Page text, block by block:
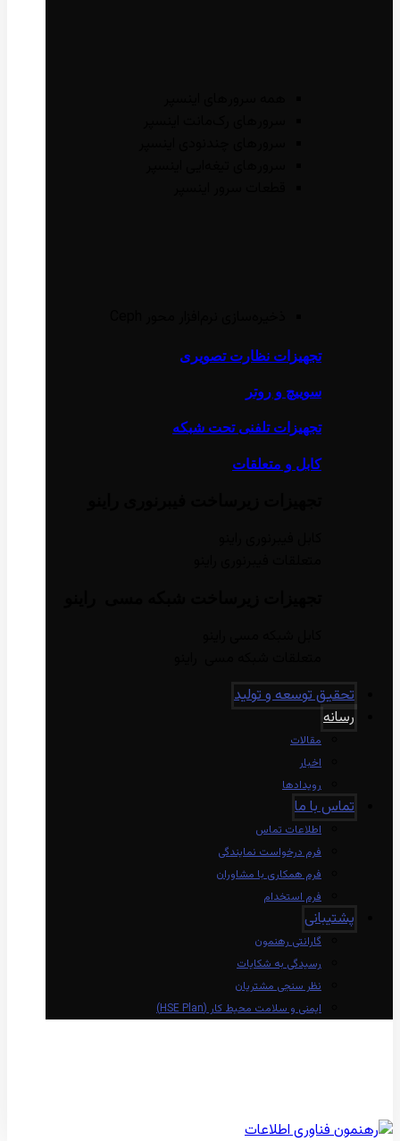
تجهیزات نظارت تصویری
سوییچ و روتر
تجهیزات تلفنی تحت شبکه
کابل و متعلقات
تحقیق توسعه و تولید
رسانه
مقالات
اخبار
رویدادها
تماس با ما
اطلاعات تماس
فرم درخواست نمایندگی
فرم همکاری با مشاوران
فرم استخدام
پشتیبانی
گارانتی رهنمون
رسیدگی به شکایات
نظر سنجی مشتریان
ایمنی و سلامت محیط کار (HSE Plan)